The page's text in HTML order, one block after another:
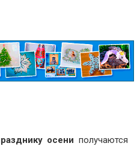
осени получаются